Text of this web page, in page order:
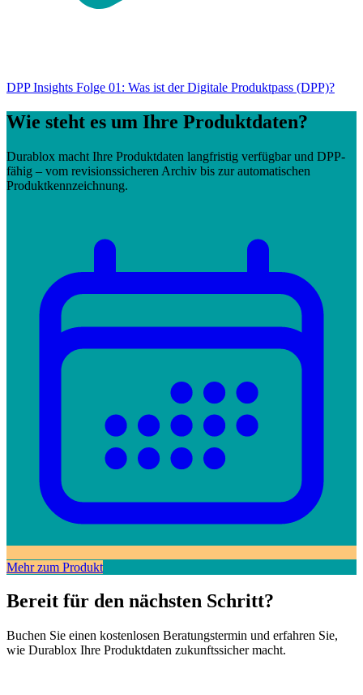
DPP Insights Folge 01: Was ist der Digitale Produktpass (DPP)?
Wie steht es um Ihre Produktdaten?
Durablox macht Ihre Produktdaten langfristig verfügbar und DPP-
fähig – vom revisionssicheren Archiv bis zur automatischen
Produktkennzeichnung.
Mehr zum Produkt
Bereit für den nächsten Schritt?
Buchen Sie einen kostenlosen Beratungstermin und erfahren Sie,
wie Durablox Ihre Produktdaten zukunftssicher macht.